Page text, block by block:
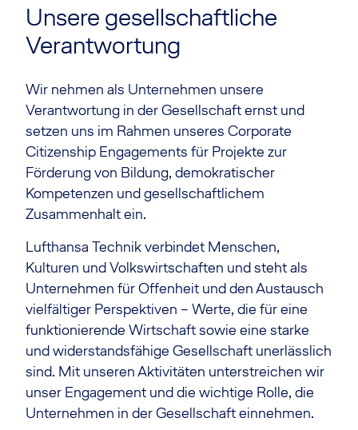
Unsere gesellschaftliche
Verantwortung
Wir nehmen als Unternehmen unsere
Verantwortung in der Gesellschaft ernst und
setzen uns im Rahmen unseres Corporate
Citizenship Engagements für Projekte zur
Förderung von Bildung, demokratischer
Kompetenzen und gesellschaftlichem
Zusammenhalt ein.
Lufthansa Technik verbindet Menschen,
Kulturen und Volkswirtschaften und steht als
Unternehmen für Offenheit und den Austausch
vielfältiger Perspektiven – Werte, die für eine
funktionierende Wirtschaft sowie eine starke
und widerstandsfähige Gesellschaft unerlässlich
sind. Mit unseren Aktivitäten unterstreichen wir
unser Engagement und die wichtige Rolle, die
Unternehmen in der Gesellschaft einnehmen.